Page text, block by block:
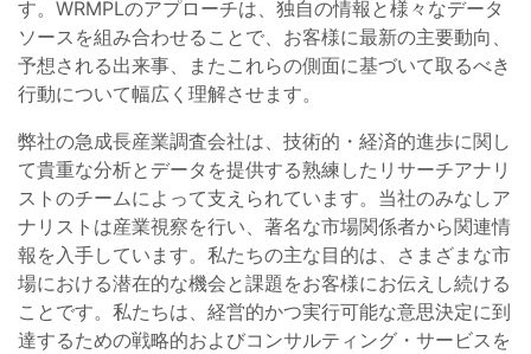
す。WRMPLのアプローチは、独自の情報と様々なデータ
ソースを組み合わせることで、お客様に最新の主要動向、
予想される出来事、またこれらの側面に基づいて取るべき
行動について幅広く理解させます。
弊社の急成長産業調査会社は、技術的・経済的進歩に関し
て貴重な分析とデータを提供する熟練したリサーチアナリ
ストのチームによって支えられています。当社のみなしア
ナリストは産業視察を行い、著名な市場関係者から関連情
報を入手しています。私たちの主な目的は、さまざまな市
場における潜在的な機会と課題をお客様にお伝えし続ける
ことです。私たちは、経営的かつ実行可能な意思決定に到
達するための戦略的およびコンサルティング・サービスを